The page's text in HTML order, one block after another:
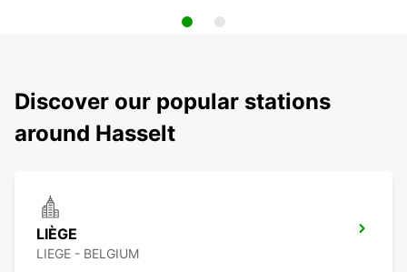
Discover our popular stations
around Hasselt
LIÈGE
LIEGE - BELGIUM